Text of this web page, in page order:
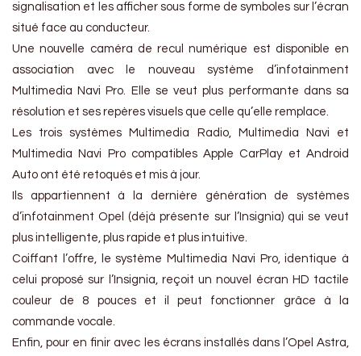
signalisation et les afficher sous forme de symboles sur l’écran
situé face au conducteur.
Une nouvelle caméra de recul numérique est disponible en
association avec le nouveau système d’infotainment
Multimedia Navi Pro. Elle se veut plus performante dans sa
résolution et ses repères visuels que celle qu’elle remplace.
Les trois systèmes Multimedia Radio, Multimedia Navi et
Multimedia Navi Pro compatibles Apple CarPlay et Android
Auto ont été retoqués et mis à jour.
Ils appartiennent à la dernière génération de systèmes
d’infotainment Opel (déjà présente sur l’Insignia) qui se veut
plus intelligente, plus rapide et plus intuitive.
Coiffant l’offre, le système Multimedia Navi Pro, identique à
celui proposé sur l’Insignia, reçoit un nouvel écran HD tactile
couleur de 8 pouces et il peut fonctionner grâce à la
commande vocale.
Enfin, pour en finir avec les écrans installés dans l’Opel Astra,